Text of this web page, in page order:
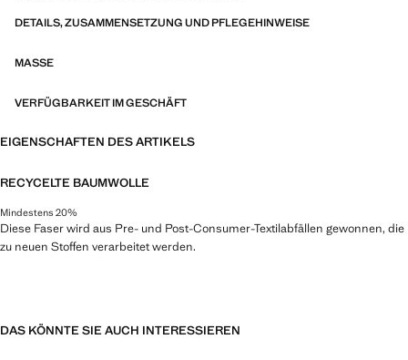
DETAILS, ZUSAMMENSETZUNG UND PFLEGEHINWEISE
MASSE
VERFÜGBARKEIT IM GESCHÄFT
EIGENSCHAFTEN DES ARTIKELS
RECYCELTE BAUMWOLLE
Mindestens 20%
Diese Faser wird aus Pre- und Post-Consumer-Textilabfällen gewonnen, die
zu neuen Stoffen verarbeitet werden.
DAS KÖNNTE SIE AUCH INTERESSIEREN